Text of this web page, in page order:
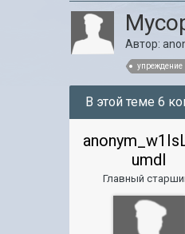
Автор:
упреждение
В этой теме 6
umdI
Главный